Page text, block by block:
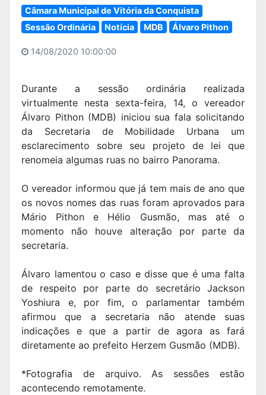
Câmara Municipal de Vitória da Conquista
Sessão Ordinária
Notícia MDB Álvaro Pithon
14/08/2020 10:00:00
Durante a sessão ordinária realizada
virtualmente nesta sexta-feira, 14, o vereador
Álvaro Pithon (MDB) iniciou sua fala solicitando
da Secretaria de Mobilidade Urbana um
esclarecimento sobre seu projeto de lei que
renomeia algumas ruas no bairro Panorama.
O vereador informou que já tem mais de ano que
os novos nomes das ruas foram aprovados para
Mário Pithon e Hélio Gusmão, mas até o
momento não houve alteração por parte da
secretaria.
Álvaro lamentou o caso e disse que é uma falta
de respeito por parte do secretário Jackson
Yoshiura e, por fim, o parlamentar também
afirmou que a secretaria não atende suas
indicações e que a partir de agora as fará
diretamente ao prefeito Herzem Gusmão (MDB).
*Fotografia de arquivo. As sessões estão
acontecendo remotamente.